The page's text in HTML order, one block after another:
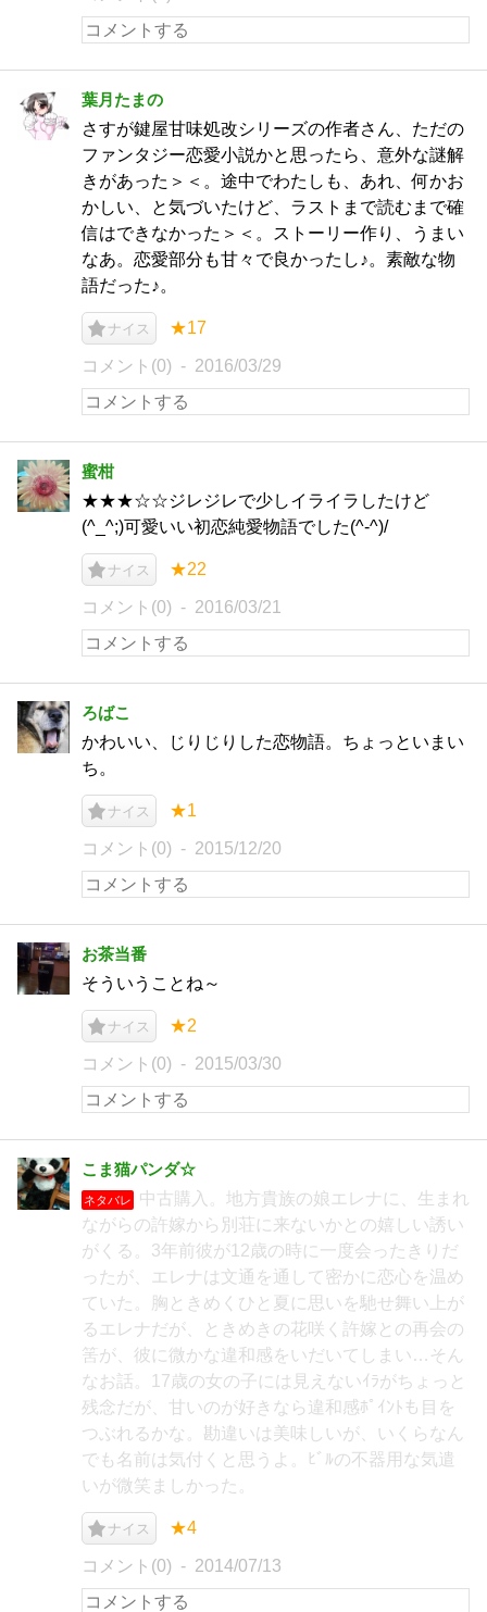
葉月たまの
さすが鍵屋甘味処改シリーズの作者さん、ただの
ファンタジー恋愛小説かと思ったら、意外な謎解
きがあった＞＜。途中でわたしも、あれ、何かお
かしい、と気づいたけど、ラストまで読むまで確
信はできなかった＞＜。ストーリー作り、うまい
なあ。恋愛部分も甘々で良かったし♪。素敵な物
語だった♪。
ナイス ★17
コメント(0) 2016/03/29
蜜柑
★★★☆☆ジレジレで少しイライラしたけど
(^_^;)可愛いい初恋純愛物語でした(^-^)/
ナイス ★22
コメント(0) 2016/03/21
ろばこ
かわいい、じりじりした恋物語。ちょっといまい
ち。
ナイス ★1
コメント(0) 2015/12/20
お茶当番
そういうことね～
ナイス ★2
コメント(0) 2015/03/30
こま猫パンダ☆
ネタバレ
中古購入。地方貴族の娘エレナに、生まれ
ながらの許嫁から別荘に来ないかとの嬉しい誘い
がくる。3年前彼が12歳の時に一度会ったきりだ
ったが、エレナは文通を通して密かに恋心を温め
ていた。胸ときめくひと夏に思いを馳せ舞い上が
るエレナだが、ときめきの花咲く許嫁との再会の
筈が、彼に微かな違和感をいだいてしまい…そん
なお話。17歳の女の子には見えないｲﾗがちょっと
残念だが、甘いのが好きなら違和感ﾎﾟｲﾝﾄも目を
つぶれるかな。勘違いは美味しいが、いくらなん
でも名前は気付くと思うよ。ﾋﾞﾙの不器用な気遣
いが微笑ましかった。
ナイス ★4
コメント(0) 2014/07/13